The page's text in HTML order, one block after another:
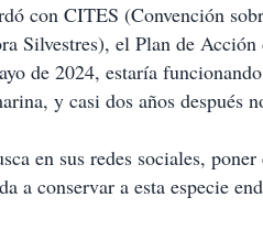
con CITES (Convención
Silvestres), el Plan de
de 2024, estaría
y casi dos años después
en sus redes sociales,
a conservar a esta especie